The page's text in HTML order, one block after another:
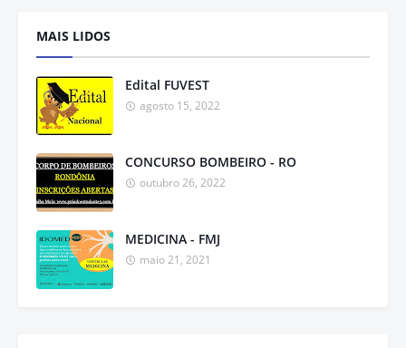
MAIS LIDOS
Edital FUVEST
agosto 15, 2022
CONCURSO BOMBEIRO - RO
outubro 26, 2022
MEDICINA - FMJ
maio 21, 2021